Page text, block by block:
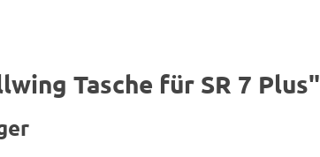
Tasche für SR 7 Plus"